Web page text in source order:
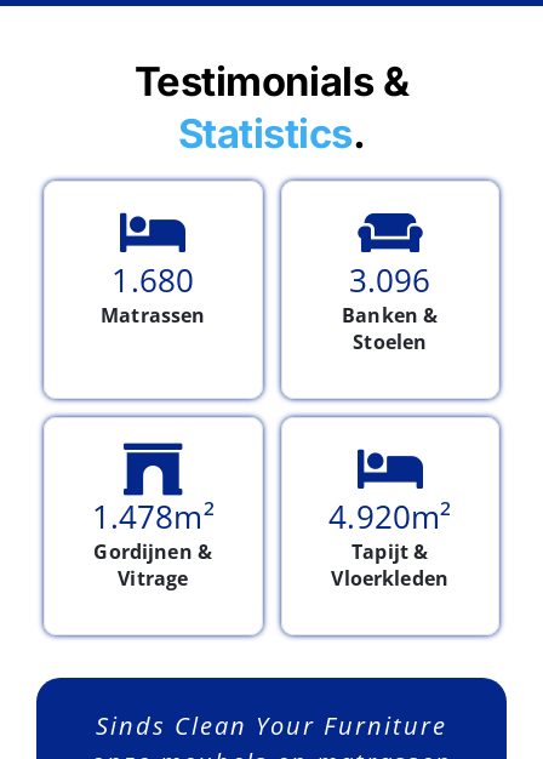
Testimonials &
Statistics.
6.719
Matrassen
12.385
Banken &
Stoelen
5.914m²
Gordijnen &
Vitrage
18.923m²
Tapijt &
Vloerkleden
Sinds Clean Your Furniture
We wilden een oplossing
De reiniging verliep
Wat me het meest opviel is de